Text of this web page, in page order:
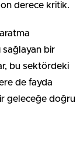
derece kritik.
sağlayan bir
bu sektördeki
de fayda
geleceğe doğru